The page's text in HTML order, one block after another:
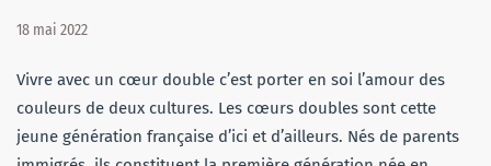
18 mai 2022
Vivre avec un cœur double c’est porter en soi l’amour des
couleurs de deux cultures. Les cœurs doubles sont cette
jeune génération française d’ici et d’ailleurs. Nés de parents